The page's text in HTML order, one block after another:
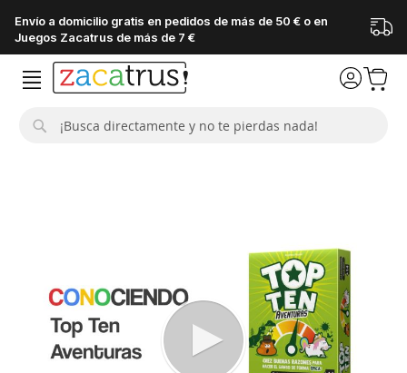
Envío a domicilio gratis en pedidos de más de 50 € o en
Juegos Zacatrus de más de 7 €
imágenes